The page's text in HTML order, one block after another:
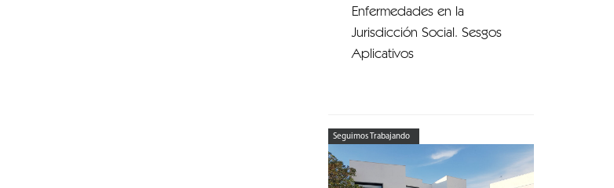
Enfermedades en la
Jurisdicción Social. Sesgos
Aplicativos
Seguimos Trabajando